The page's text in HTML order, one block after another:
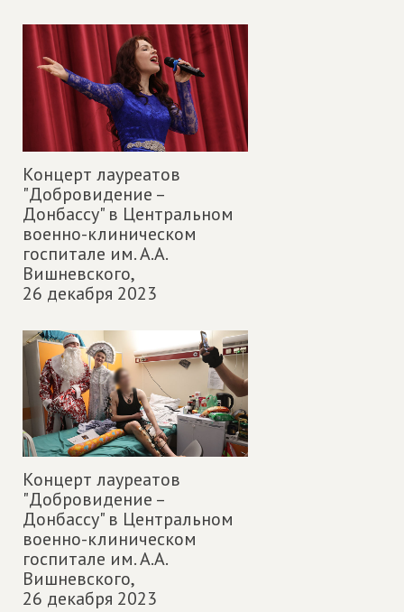
Концерт лауреатов
"Добровидение –
Донбассу" в Центральном
военно-клиническом
госпитале им. А.А.
Вишневского,
26 декабря 2023
Концерт лауреатов
"Добровидение –
Донбассу" в Центральном
военно-клиническом
госпитале им. А.А.
Вишневского,
26 декабря 2023